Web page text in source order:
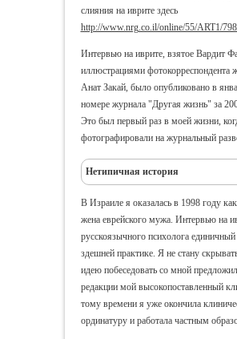
слияния на иврите здесь
http://www.nrg.co.il/online/55/ART1/
Интервью на иврите, взятое Вардит
иллюстрациями фотокорреспондента
Анат Закай, было опубликовано в
номере журнала "Другая жизнь" за
Это был первый раз в моей жизни,
фотографировали на журнальный
Нетипичная история
В Израиле я оказалась в 1998 году
жена еврейского мужа. Интервью на
русскоязычного психолога единичный
здешней практике. Я не стану
идею побеседовать со мной предложил
редакции мой высокопоставленный
тому времени я уже окончила
ординатуру и работала частным